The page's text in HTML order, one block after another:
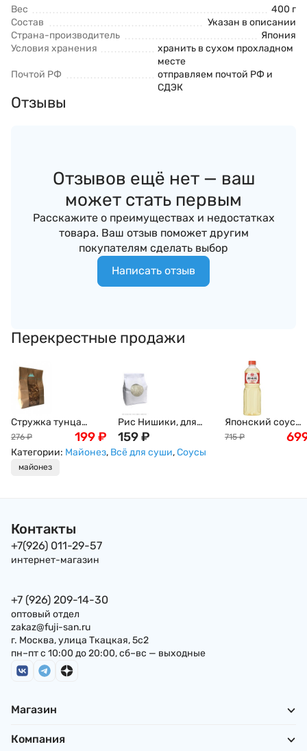
Вес
400 г
Состав
Указан в описании
Страна-производитель
Япония
Условия хранения
хранить в сухом прохладном
месте
Почтой РФ
отправляем почтой РФ и
СДЭК
Отзывы
Отзывов ещё нет — ваш
может стать первым
Расскажите о преимуществах и недостатках
товара. Ваш отзыв поможет другим
покупателям сделать выбор
Написать отзыв
Перекрестные продажи
Стружка тунца
Бонито (Bonito), 50г
276 ₽ 199₽
Рис Нишики, для
суши и роллов, 1кг
159₽
Японский соус
мирин King Jyoso,
715 ₽
Категории: Майонез, Всё для суши,Соусы
майонез
Контакты
+7(926) 011-29-57
интернет-магазин
+7 (926) 209-14-30
оптовый отдел
zakaz@fuji-san.ru
г. Москва, улица Ткацкая, 5с2
пн–пт с 10:00 до 20:00, сб–вс — выходные
Магазин
Компания